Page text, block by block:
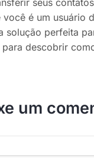
você é um usuário
solução perfeita
descobrir
um